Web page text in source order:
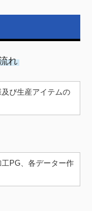
れ
び生産アイテムの
PG、各データー作